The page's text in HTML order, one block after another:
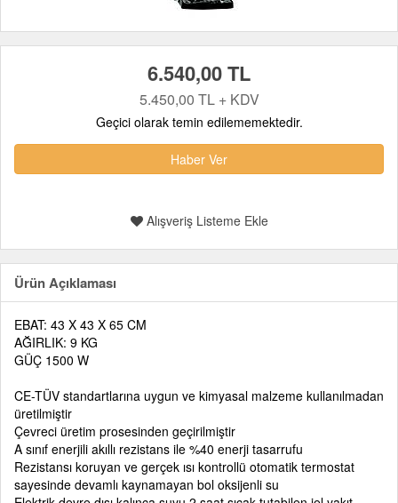
6.540,00 TL
5.450,00 TL + KDV
Geçici olarak temin edilememektedir.
Haber Ver
Alışveriş Listeme Ekle
Ürün Açıklaması
EBAT: 43 X 43 X 65 CM
AĞIRLIK: 9 KG
GÜÇ 1500 W
CE-TÜV standartlarına uygun ve kimyasal malzeme kullanılmadan
üretilmiştir
Çevreci üretim prosesinden geçirilmiştir
A sınıf enerjili akıllı rezistans ile %40 enerji tasarrufu
Rezistansı koruyan ve gerçek ısı kontrollü otomatik termostat
sayesinde devamlı kaynamayan bol oksijenli su